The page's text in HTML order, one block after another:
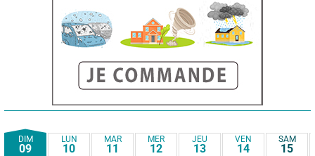
DIM
09
LUN
10
MAR
11
MER
12
JEU
13
VEN
14
SAM
15